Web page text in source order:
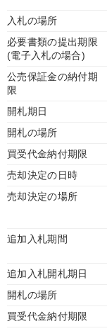
入札の場所
必要書類の提出期限
(電子入札の場合)
公売保証金の納付期
限
開札期日
開札の場所
買受代金納付期限
売却決定の日時
売却決定の場所
追加入札期間
追加入札開札期日
開札の場所
買受代金納付期限